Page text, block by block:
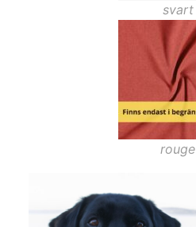
svart
rouge